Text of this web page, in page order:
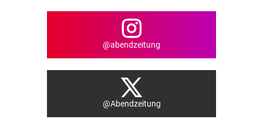
@abendzeitung
@Abendzeitung